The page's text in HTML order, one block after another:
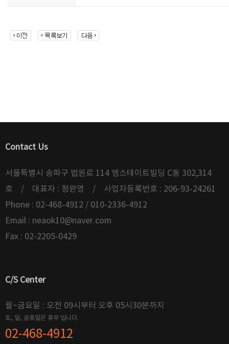
Contact Us
서울특별시 송파구 법원로 114 엠스테이트빌딩 C동 302,314
호 / 대표자 : 정완영 / 사업자등록번호 : 206-93-24261
Phone : 02-468-4912 / 010-2336-4912
Email : neaok10@naver.com
Fax : 02-2205-0429
C/S Center
월~금요일 : 오전 09시부터 오후 05시30분까지
토, 일, 공휴일은 휴무 입니다.
02-468-4912